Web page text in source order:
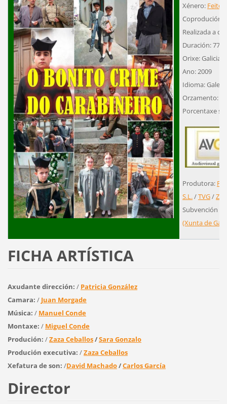
Xénero: Feito
Coprodución
Realizada a cor
Duración: 77´
Orixe: Galicia
Ano: 2009
Idioma: Galego
Orzamento:
Porcentaxe
Produtora:
S.L./TVG/
Subvención
(Xunta de
FICHA ARTÍSTICA
Axudante dirección: / Patricia González
Camara: / Juan Morgade
Música: / Manuel Conde
Montaxe: / Miguel Conde
Produción: /Zaza Ceballos/Sara Gonzalo
Produción executiva: /Zaza Ceballos
Xefatura de son: /David Machado/Carlos García
Director